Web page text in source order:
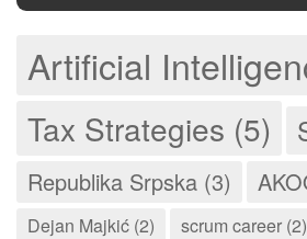
Artificial
Tax Strategies (5)
Republika Srpska (3)
Dejan Majkić (2)
scrum career (2)